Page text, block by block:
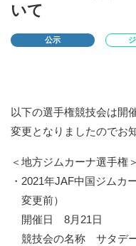
いて
公示
以下の選手権競技会は開
変更となりましたのでお
＜地方ジムカーナ選手権＞
・2021年JAF中国ジムカ
変更前）
開催日 8月21日
競技会の名称 サタデ